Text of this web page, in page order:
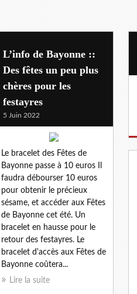
L’info de Bayonne ::
Des fêtes un peu plus
chères pour les
festayres
5 Juin 2022
Le bracelet des Fêtes de
Bayonne passe à 10 euros Il
faudra débourser 10 euros
pour obtenir le précieux
sésame, et accéder aux Fêtes
de Bayonne cet été. Un
bracelet en hausse pour le
retour des festayres. Le
bracelet d'accès aux Fêtes de
Bayonne coûtera...
Lire la suite